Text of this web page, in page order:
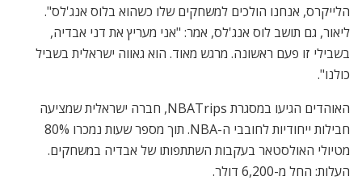
הלייקרס, אנחנו הולכים למשחקים שלו כשהוא בלוס אנג'לס".
ליאור, גם תושב לוס אנג'לס, אמר: "אני מעריץ את דני אבדיה,
בשבילי זו פעם ראשונה. מרגש מאוד. הוא גאווה ישראלית בשביל
כולנו".
האוהדים הגיעו במסגרת NBATrips, חברה ישראלית שמציעה
חבילות ייחודיות לחובבי ה-NBA. תוך מספר שעות נמכרו 80%
מטיולי האולסטאר בעקבות השתתפותו של אבדיה במשחקים.
העלות: החל מ-6,200 דולר.